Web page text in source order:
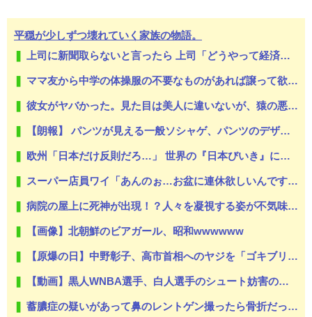
平穏が少しずつ壊れていく家族の物語。
上司に新聞取らないと言ったら 上司「どうやって経済情報とか手に入れるんだ」ぼく「別にYahooニュースとかで良いじゃないんですか。新聞取ること自体が前時代的ですよ」→
ママ友から中学の体操服の不要なものがあれば譲って欲しいと言われた うちはまだ中2で卒業まで1年あるのに言ってくるのはおかしいし、その人のとこは上の子なんだし新調してやれよ…
彼女がヤバかった。見た目は美人に違いないが、猿の悪霊でも憑いてるんじゃないかってくらい強烈な女だった【え？】
【朗報】 パンツが見える一般ソシャゲ、パンツのデザインが上方修正される
欧州「日本だけ反則だろ…」 世界の『日本びいき』にヨーロッパ全土から不満の声
スーパー店員ワイ「あんのぉ…お盆に連休欲しいんですけど…」店長「ダメ」
病院の屋上に死神が出現！？人々を凝視する姿が不気味すぎて逮捕
【画像】北朝鮮のビアガール、昭和wwwwww
【原爆の日】中野彰子、高市首相へのヤジを「ゴキブリがいたら古新聞で叩くのと同じ」と擁護→「私は高市がゴキブリだなんて言ってませんよw」と勝利宣言
【動画】黒人WNBA選手、白人選手のシュート妨害のためジャンピング・ネックブリーカー・ドロップして退場処分→ロッカールームから「白人特権」と投稿して人種差別問題にすり替える
蓄膿症の疑いがあって鼻のレントゲン撮ったら骨折だった。そういや幼稚園の頃顔面着地したことがあったが、 母ちゃん当時気づかなかったのかよ・・・